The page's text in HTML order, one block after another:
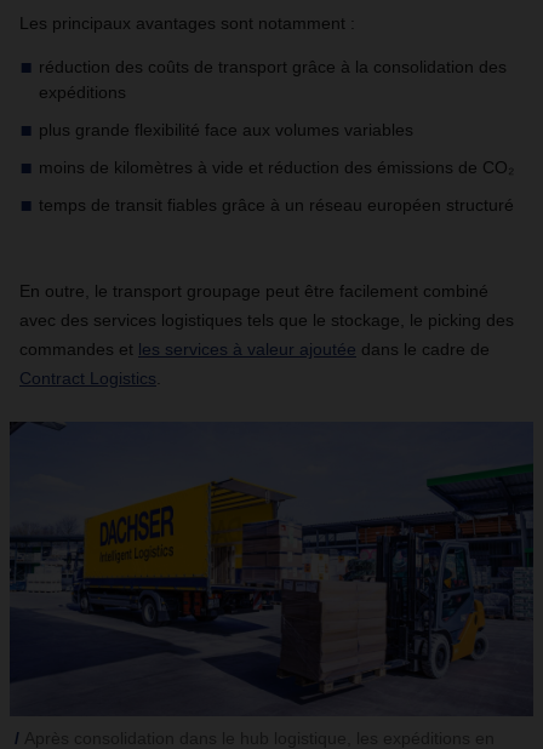
Les principaux avantages sont notamment :
réduction des coûts de transport grâce à la consolidation des
expéditions
plus grande flexibilité face aux volumes variables
moins de kilomètres à vide et réduction des émissions de CO₂
temps de transit fiables grâce à un réseau européen structuré
En outre, le transport groupage peut être facilement combiné
avec des services logistiques tels que le stockage, le picking des
commandes et les services à valeur ajoutée dans le cadre de
Contract Logistics